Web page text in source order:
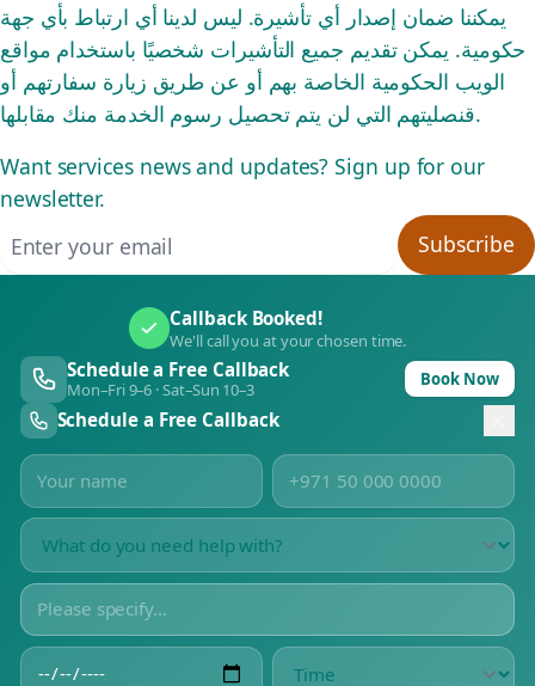
يمكننا ضمان إصدار أي تأشيرة. ليس لدينا أي ارتباط بأي جهة
حكومية. يمكن تقديم جميع التأشيرات شخصيًا باستخدام مواقع
الويب الحكومية الخاصة بهم أو عن طريق زيارة سفارتهم أو
قنصليتهم التي لن يتم تحصيل رسوم الخدمة منك مقابلها.
Want services news and updates? Sign up for our
newsletter.
Subscribe
Callback Booked!
We'll call you at your chosen time.
Schedule a Free Callback
Mon–Fri 9–6 · Sat–Sun 10–3 Book Now
Schedule a Free Callback